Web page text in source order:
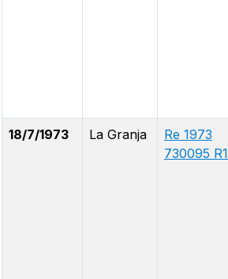
18/7/1973 La Granja
Re 1973
730095 R1